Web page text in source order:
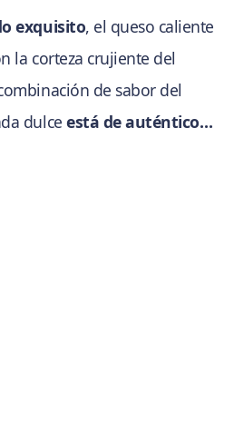
exquisito, el queso caliente
la corteza crujiente del
de sabor del
dulceestá de auténtico…